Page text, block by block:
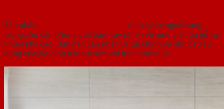
Sản phẩm
đem lại vẻ ngoài sang
trọng cho căn phòng của bạn, tuy nhiên về mức giá cửa gỗ tự
nhiên khá cao. Bạn nên cân nhắc về tài chính và nhu cầu sử
dụng của gia đình mình trước khi lựa chọn mua.